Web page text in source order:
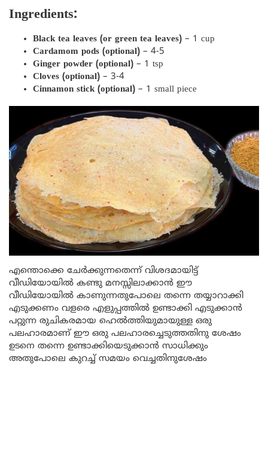
Ingredients:
Black tea leaves (or green tea leaves) – 1 cup
Cardamom pods (optional) – 4-5
Ginger powder (optional) – 1 tsp
Cloves (optional) – 3-4
Cinnamon stick (optional) – 1 small piece
എന്തൊക്കെ ചേർക്കുന്നതെന്ന് വിശദമായിട്ട്
വീഡിയോയിൽ കണ്ടു മനസ്സിലാക്കാൻ ഈ
വീഡിയോയിൽ കാണുന്നതുപോലെ തന്നെ തയ്യാറാക്കി
എടുക്കണം വളരെ എളുപ്പത്തിൽ ഉണ്ടാക്കി എടുക്കാൻ
പറ്റുന്ന രുചികരമായ ഹെൽത്തിയുമായുള്ള ഒരു
പലഹാരമാണ് ഈ ഒരു പലഹാരച്ചെടുത്തതിനു ശേഷം
ഉടനെ തന്നെ ഉണ്ടാക്കിയെടുക്കാൻ സാധിക്കും
അതുപോലെ കുറച്ച് സമയം വെച്ചതിനുശേഷം